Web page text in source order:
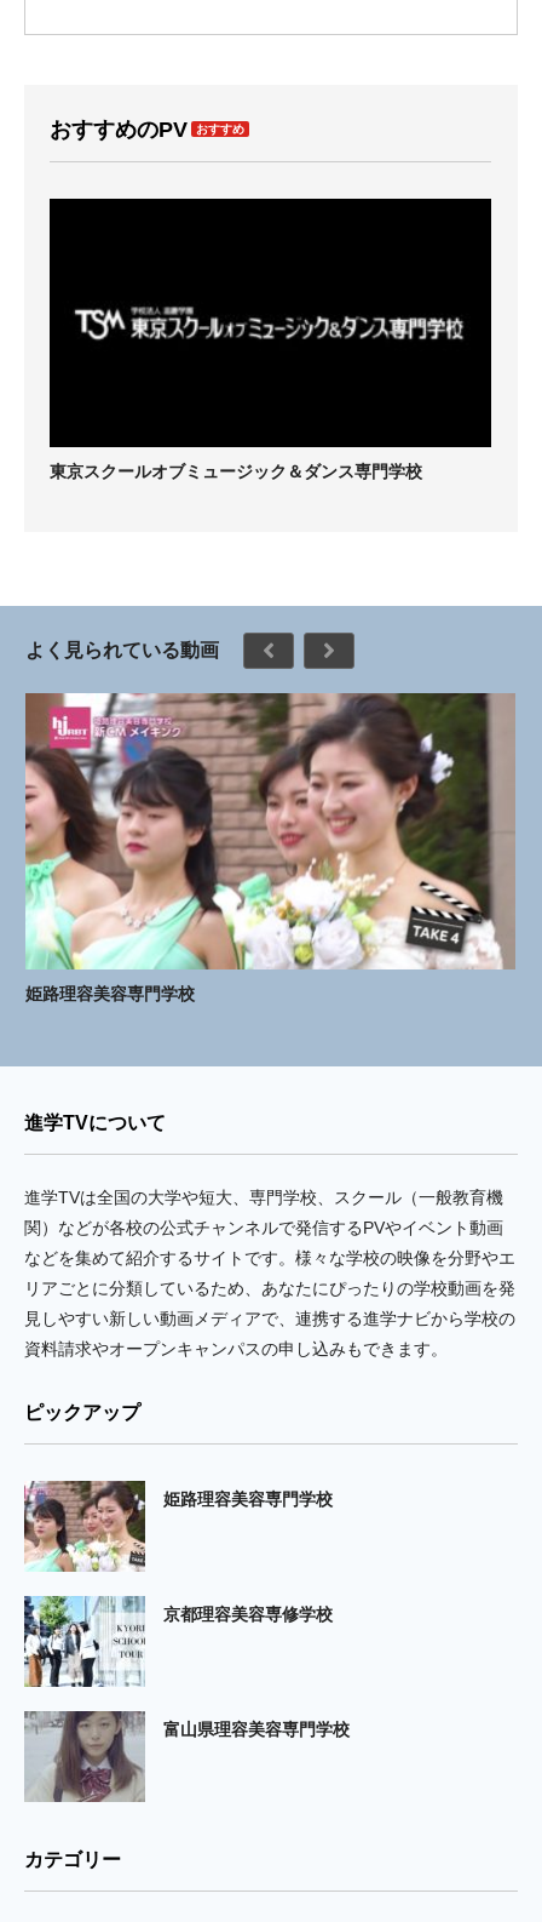
おすすめのPV おすすめ
東京スクールオブミュージック＆ダンス専門学校
よく見られている動画
姫路理容美容専門学校
進学TVについて
進学TVは全国の大学や短大、専門学校、スクール（一般教育機
関）などが各校の公式チャンネルで発信するPVやイベント動画
などを集めて紹介するサイトです。様々な学校の映像を分野やエ
リアごとに分類しているため、あなたにぴったりの学校動画を発
見しやすい新しい動画メディアで、連携する進学ナビから学校の
資料請求やオープンキャンパスの申し込みもできます。
ピックアップ
姫路理容美容専門学校
京都理容美容専修学校
富山県理容美容専門学校
カテゴリー